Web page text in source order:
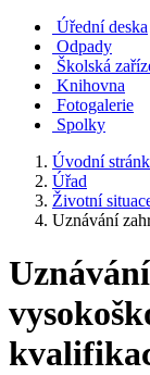
Úřední deska
Odpady
Školská
Knihovna
Fotogalerie
Spolky
Úvodní
Úřad
Životní
Uznávání